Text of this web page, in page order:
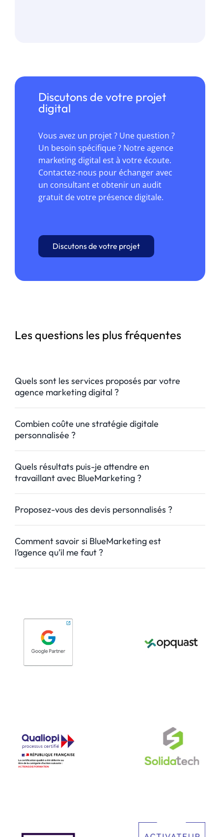
Discutons de votre projet
digital
Vous avez un projet ? Une question ?
Un besoin spécifique ? Notre agence
marketing digital est à votre écoute.
Contactez-nous pour échanger avec
un consultant et obtenir un audit
gratuit de votre présence digitale.
Discutons de votre projet
Les questions les plus fréquentes
Quels sont les services proposés par votre
agence marketing digital ?
Combien coûte une stratégie digitale
personnalisée ?
Quels résultats puis-je attendre en
travaillant avec BlueMarketing ?
Proposez-vous des devis personnalisés ?
Comment savoir si BlueMarketing est
l’agence qu’il me faut ?